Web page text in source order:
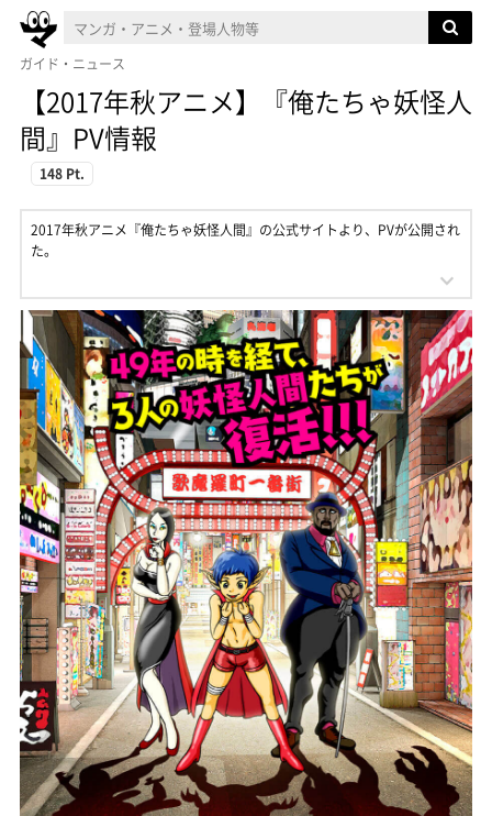
ガイド・ニュース
【2017年秋アニメ】『俺たちゃ妖怪人
間』PV情報
148 Pt.
2017年秋アニメ『俺たちゃ妖怪人間』の公式サイトより、PVが公開され
た。